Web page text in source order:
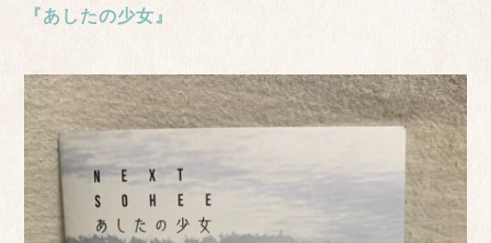
『あしたの少女』